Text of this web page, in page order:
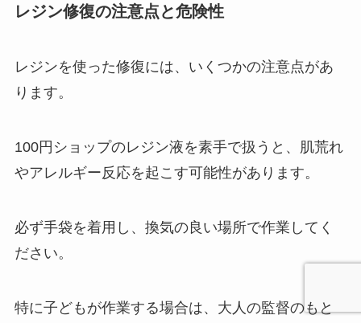
レジン修復の注意点と危険性
レジンを使った修復には、いくつかの注意点があ
ります。
100円ショップのレジン液を素手で扱うと、肌荒れ
やアレルギー反応を起こす可能性があります。
必ず手袋を着用し、換気の良い場所で作業してく
ださい。
特に子どもが作業する場合は、大人の監督のもと